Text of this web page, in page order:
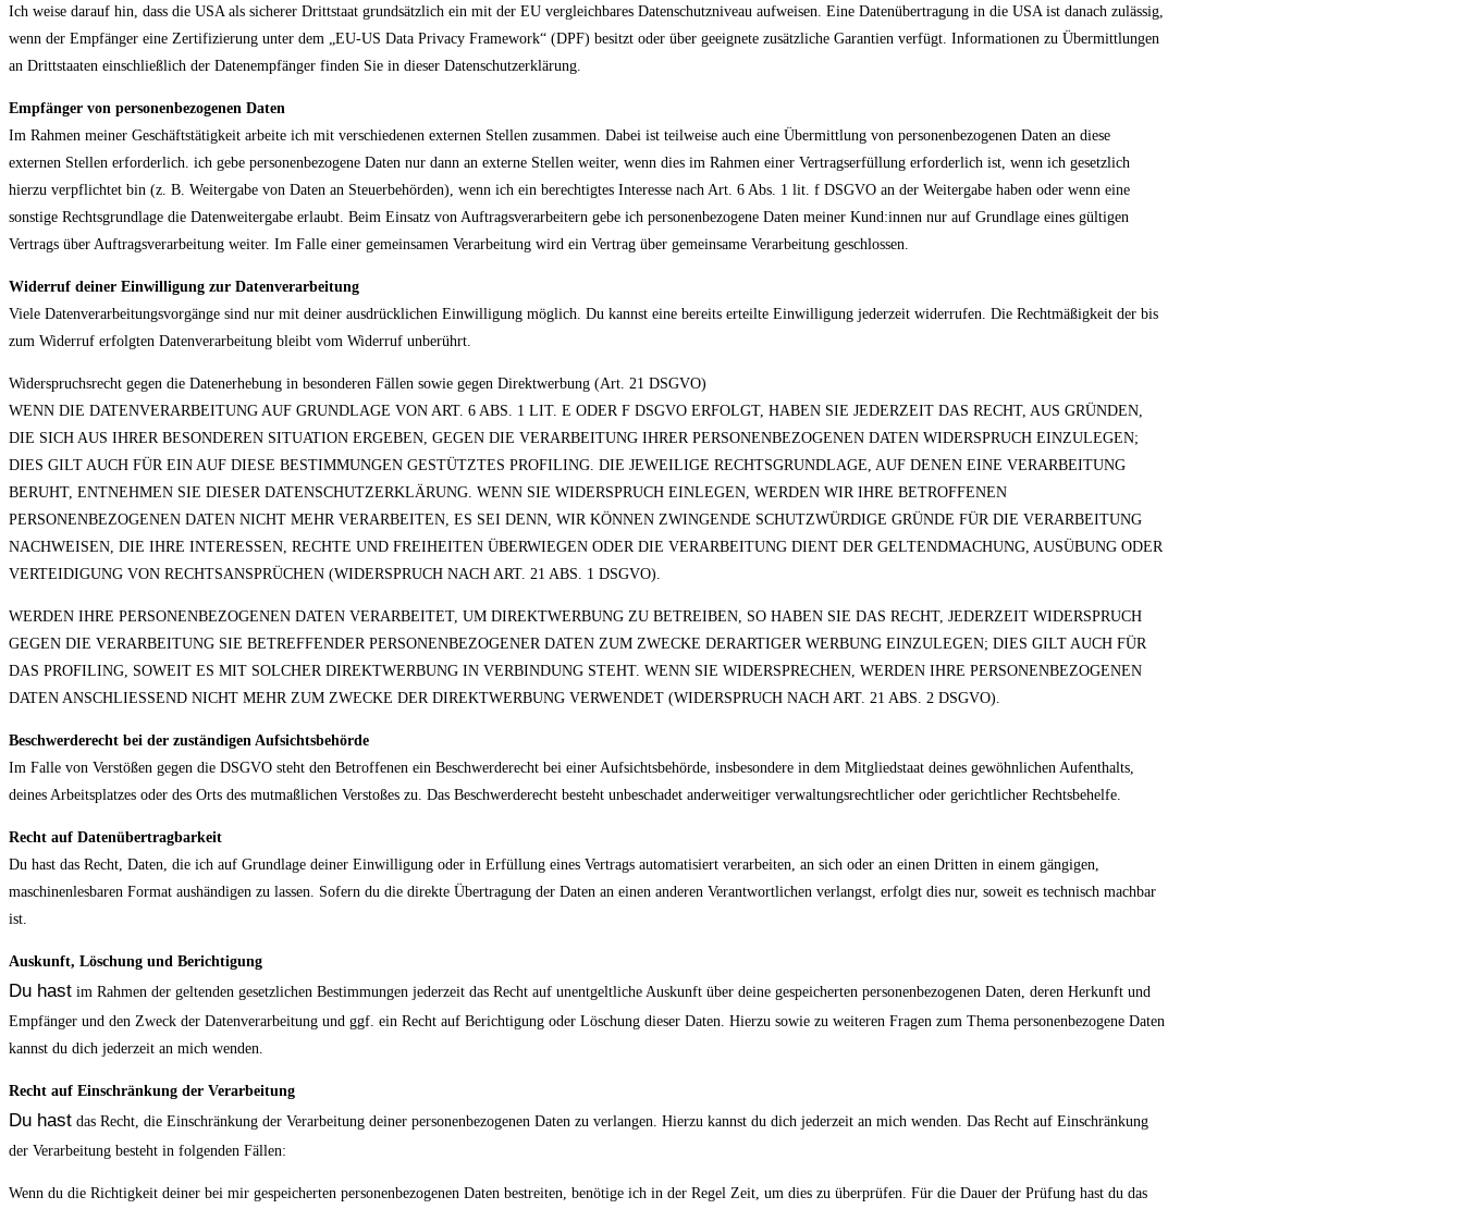
Ich weise darauf hin, dass die USA als sicherer Drittstaat grundsätzlich ein mit der EU vergleichbares Datenschutzniveau aufweisen. Eine Datenübertragung in die USA ist danach zulässig,
wenn der Empfänger eine Zertifizierung unter dem „EU-US Data Privacy Framework“ (DPF) besitzt oder über geeignete zusätzliche Garantien verfügt. Informationen zu Übermittlungen
an Drittstaaten einschließlich der Datenempfänger finden Sie in dieser Datenschutzerklärung.
Empfänger von personenbezogenen Daten
Im Rahmen meiner Geschäftstätigkeit arbeite ich mit verschiedenen externen Stellen zusammen. Dabei ist teilweise auch eine Übermittlung von personenbezogenen Daten an diese
externen Stellen erforderlich. ich gebe personenbezogene Daten nur dann an externe Stellen weiter, wenn dies im Rahmen einer Vertragserfüllung erforderlich ist, wenn ich gesetzlich
hierzu verpflichtet bin (z. B. Weitergabe von Daten an Steuerbehörden), wenn ich ein berechtigtes Interesse nach Art. 6 Abs. 1 lit. f DSGVO an der Weitergabe haben oder wenn eine
sonstige Rechtsgrundlage die Datenweitergabe erlaubt. Beim Einsatz von Auftragsverarbeitern gebe ich personenbezogene Daten meiner Kund:innen nur auf Grundlage eines gültigen
Vertrags über Auftragsverarbeitung weiter. Im Falle einer gemeinsamen Verarbeitung wird ein Vertrag über gemeinsame Verarbeitung geschlossen.
Widerruf deiner Einwilligung zur Datenverarbeitung
Viele Datenverarbeitungsvorgänge sind nur mit deiner ausdrücklichen Einwilligung möglich. Du kannst eine bereits erteilte Einwilligung jederzeit widerrufen. Die Rechtmäßigkeit der bis
zum Widerruf erfolgten Datenverarbeitung bleibt vom Widerruf unberührt.
Widerspruchsrecht gegen die Datenerhebung in besonderen Fällen sowie gegen Direktwerbung (Art. 21 DSGVO)
WENN DIE DATENVERARBEITUNG AUF GRUNDLAGE VON ART. 6 ABS. 1 LIT. E ODER F DSGVO ERFOLGT, HABEN SIE JEDERZEIT DAS RECHT, AUS GRÜNDEN,
DIE SICH AUS IHRER BESONDEREN SITUATION ERGEBEN, GEGEN DIE VERARBEITUNG IHRER PERSONENBEZOGENEN DATEN WIDERSPRUCH EINZULEGEN;
DIES GILT AUCH FÜR EIN AUF DIESE BESTIMMUNGEN GESTÜTZTES PROFILING. DIE JEWEILIGE RECHTSGRUNDLAGE, AUF DENEN EINE VERARBEITUNG
BERUHT, ENTNEHMEN SIE DIESER DATENSCHUTZERKLÄRUNG. WENN SIE WIDERSPRUCH EINLEGEN, WERDEN WIR IHRE BETROFFENEN
PERSONENBEZOGENEN DATEN NICHT MEHR VERARBEITEN, ES SEI DENN, WIR KÖNNEN ZWINGENDE SCHUTZWÜRDIGE GRÜNDE FÜR DIE VERARBEITUNG
NACHWEISEN, DIE IHRE INTERESSEN, RECHTE UND FREIHEITEN ÜBERWIEGEN ODER DIE VERARBEITUNG DIENT DER GELTENDMACHUNG, AUSÜBUNG ODER
VERTEIDIGUNG VON RECHTSANSPRÜCHEN (WIDERSPRUCH NACH ART. 21 ABS. 1 DSGVO).
WERDEN IHRE PERSONENBEZOGENEN DATEN VERARBEITET, UM DIREKTWERBUNG ZU BETREIBEN, SO HABEN SIE DAS RECHT, JEDERZEIT WIDERSPRUCH
GEGEN DIE VERARBEITUNG SIE BETREFFENDER PERSONENBEZOGENER DATEN ZUM ZWECKE DERARTIGER WERBUNG EINZULEGEN; DIES GILT AUCH FÜR
DAS PROFILING, SOWEIT ES MIT SOLCHER DIREKTWERBUNG IN VERBINDUNG STEHT. WENN SIE WIDERSPRECHEN, WERDEN IHRE PERSONENBEZOGENEN
DATEN ANSCHLIESSEND NICHT MEHR ZUM ZWECKE DER DIREKTWERBUNG VERWENDET (WIDERSPRUCH NACH ART. 21 ABS. 2 DSGVO).
Beschwerde­recht bei der zuständigen Aufsichts­behörde
Im Falle von Verstößen gegen die DSGVO steht den Betroffenen ein Beschwerderecht bei einer Aufsichtsbehörde, insbesondere in dem Mitgliedstaat deines gewöhnlichen Aufenthalts,
deines Arbeitsplatzes oder des Orts des mutmaßlichen Verstoßes zu. Das Beschwerderecht besteht unbeschadet anderweitiger verwaltungsrechtlicher oder gerichtlicher Rechtsbehelfe.
Recht auf Daten­übertrag­barkeit
Du hast das Recht, Daten, die ich auf Grundlage deiner Einwilligung oder in Erfüllung eines Vertrags automatisiert verarbeiten, an sich oder an einen Dritten in einem gängigen,
maschinenlesbaren Format aushändigen zu lassen. Sofern du die direkte Übertragung der Daten an einen anderen Verantwortlichen verlangst, erfolgt dies nur, soweit es technisch machbar
ist.
Auskunft, Löschung und Berichtigung
Du hast im Rahmen der geltenden gesetzlichen Bestimmungen jederzeit das Recht auf unentgeltliche Auskunft über deine gespeicherten personenbezogenen Daten, deren Herkunft und
Empfänger und den Zweck der Datenverarbeitung und ggf. ein Recht auf Berichtigung oder Löschung dieser Daten. Hierzu sowie zu weiteren Fragen zum Thema personenbezogene Daten
kannst du dich jederzeit an mich wenden.
Recht auf Einschränkung der Verarbeitung
Du hast das Recht, die Einschränkung der Verarbeitung deiner personenbezogenen Daten zu verlangen. Hierzu kannst du dich jederzeit an mich wenden. Das Recht auf Einschränkung
der Verarbeitung besteht in folgenden Fällen:
Wenn du die Richtigkeit deiner bei mir gespeicherten personenbezogenen Daten bestreiten, benötige ich in der Regel Zeit, um dies zu überprüfen. Für die Dauer der Prüfung hast du das